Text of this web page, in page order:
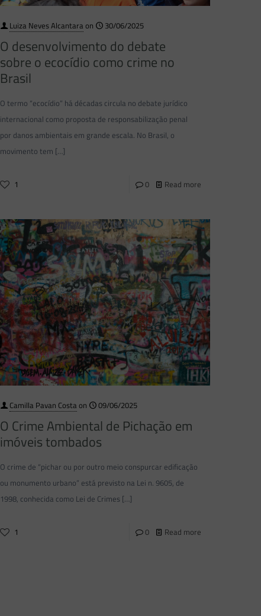
Luiza Neves Alcantara on 30/06/2025
O desenvolvimento do debate
sobre o ecocídio como crime no
Brasil
O termo “ecocídio” há décadas circula no debate jurídico
internacional como proposta de responsabilização penal
por danos ambientais em grande escala. No Brasil, o
movimento tem […]
1 0 Read more
Camilla Pavan Costa on 09/06/2025
O Crime Ambiental de Pichação em
imóveis tombados
O crime de “pichar ou por outro meio conspurcar edificação
ou monumento urbano” está previsto na Lei n. 9605, de
1998, conhecida como Lei de Crimes […]
1 0 Read more